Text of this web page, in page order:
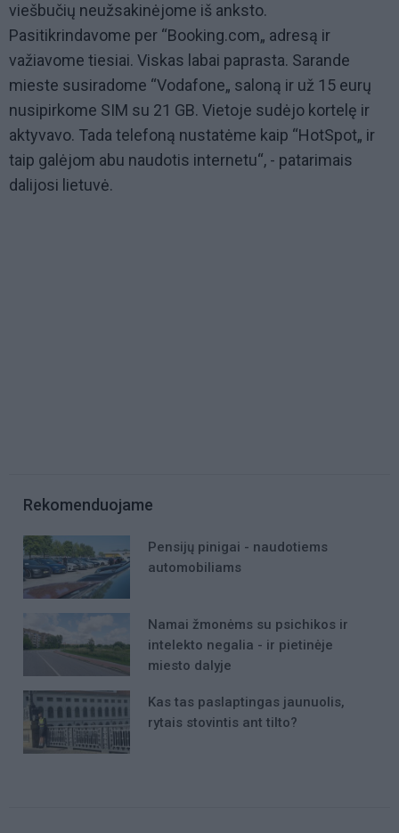
viešbučių neužsakinėjome iš anksto.
Pasitikrindavome per “Booking.com„ adresą ir
važiavome tiesiai. Viskas labai paprasta. Sarande
mieste susiradome “Vodafone„ saloną ir už 15 eurų
nusipirkome SIM su 21 GB. Vietoje sudėjo kortelę ir
aktyvavo. Tada telefoną nustatėme kaip “HotSpot„ ir
taip galėjom abu naudotis internetu“, - patarimais
dalijosi lietuvė.
Rekomenduojame
Pensijų pinigai - naudotiems
automobiliams
Namai žmonėms su psichikos ir
intelekto negalia - ir pietinėje
miesto dalyje
Kas tas paslaptingas jaunuolis,
rytais stovintis ant tilto?